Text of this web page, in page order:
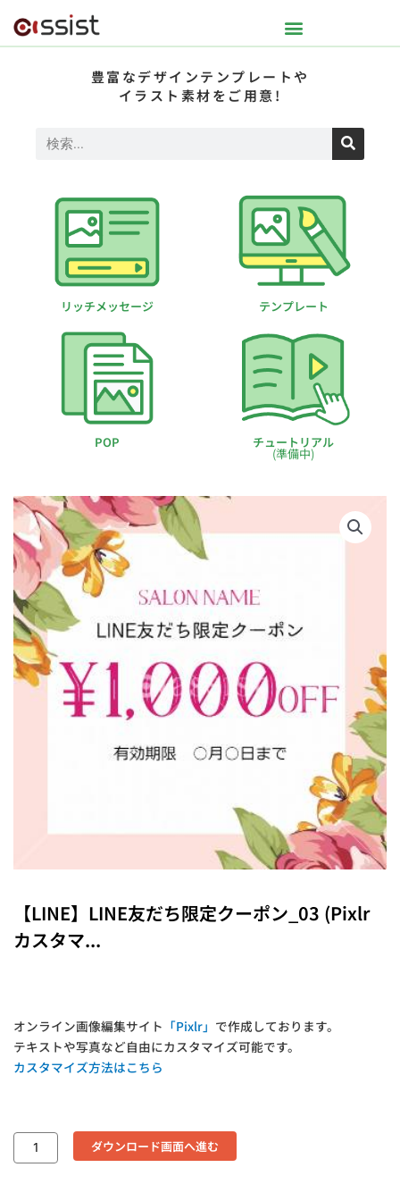
豊富なデザインテンプレートや
イラスト素材をご用意!
リッチメッセージ テンプレート
POP チュートリアル
(準備中)
【LINE】LINE友だち限定クーポン_03 (Pixlr
カスタマ...
オンライン画像編集サイト 「Pixlr」 で作成しております。
テキストや写真など自由にカスタマイズ可能です。
カスタマイズ方法はこちら
ダウンロード画面へ進む